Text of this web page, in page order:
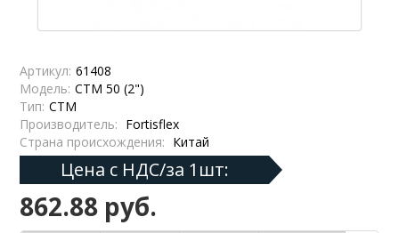
Артикул: 61408
Модель: СТМ 50 (2")
Тип: СТМ
Производитель: Fortisflex
Страна происхождения: Китай
Цена с НДС/за 1шт:
862.88 руб.